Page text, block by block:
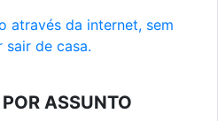
através da internet, sem
sair de casa.
ASSUNTO